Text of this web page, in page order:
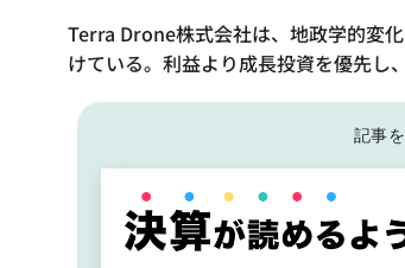
Terra Drone株式会社は、地政学的変
けている。利益より成長投資を優先し
記事